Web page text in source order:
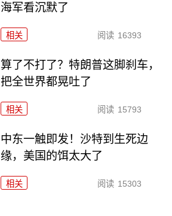
海军看沉默了
相关 阅读 16393
算了不打了？特朗普这脚刹车，
把全世界都晃吐了
相关 阅读 15793
中东一触即发！沙特到生死边
缘，美国的饵太大了
相关 阅读 15303